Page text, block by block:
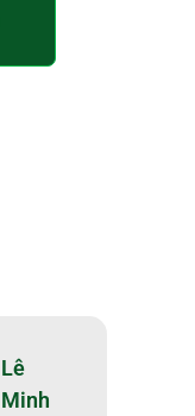
Lê
Minh